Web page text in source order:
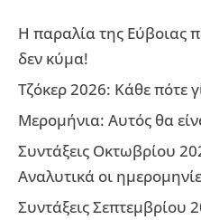
Η παραλία της Εύβοιας
δεν κύμα!
Τζόκερ 2026: Κάθε πότε
Μερομήνια: Αυτός θα
Συντάξεις Οκτωβρίου
Αναλυτικά οι
Συντάξεις Σεπτεμβρίου